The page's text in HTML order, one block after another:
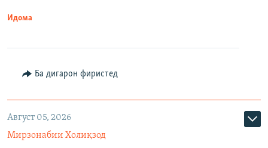
Идома
Ба дигарон фиристед
Август 05, 2026
Мирзонабии Холиқзод